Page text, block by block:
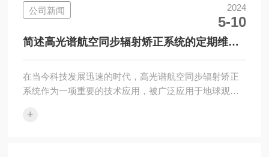
考虑的过程，因为选择适合您需求的设备对于确保项目
成功至关重要。以下是在选购时需要考虑的关键要点：
1、频率范围和分辨率。不同频率的GPR系统具有不同的
穿透深度和分辨率。高频率通常提供更好...
公司新闻 2024
5-10
简述高光谱航空同步辐射矫正系统的定期维护
在当今科技发展迅速的时代，高光谱航空同步辐射矫正
系统作为一项重要的技术应用，被广泛应用于地球观
一种用于处理高光谱遥感数据的技术，它结合了高光谱
+